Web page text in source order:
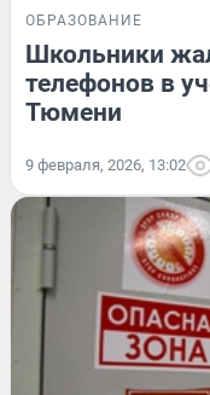
ОБРАЗОВАНИЕ
Школьники
телефонов в
Тюмени
9 февраля, 2026, 13:02